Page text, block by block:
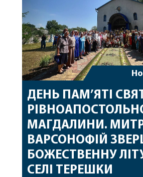
ДЕНЬ ПАМ’ЯТІ
МАГДАЛИНИ.
ВАРСОНОФІЙ
БОЖЕСТВЕННУ
СЕЛІ ТЕРЕШКИ